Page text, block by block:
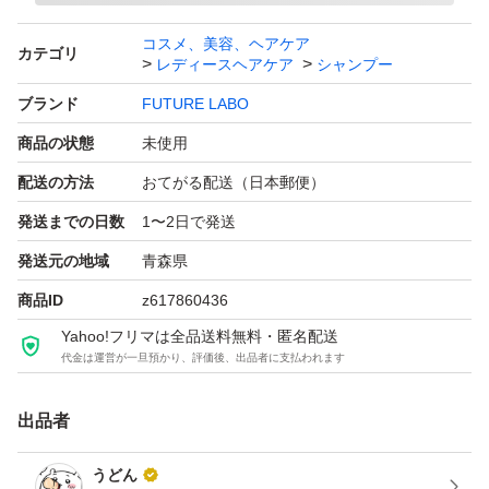
カテゴリ
コスメ、美容、ヘアケア
レディースヘアケア
シャンプー
ブランド FUTURE LABO
商品の状態 未使用
配送の方法 おてがる配送（日本郵便）
発送までの日数 1〜2日で発送
発送元の地域 青森県
商品ID z617860436
Yahoo!フリマは全品送料無料・匿名配送
代金は運営が一旦預かり、評価後、出品者に支払われます
出品者
うどん